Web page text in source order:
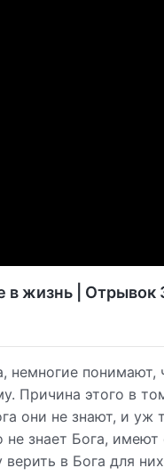
в жизнь | Отрывок
понимают,
Причина этого в
они не знают, и уж
не знает Бога,
верить в Бога для